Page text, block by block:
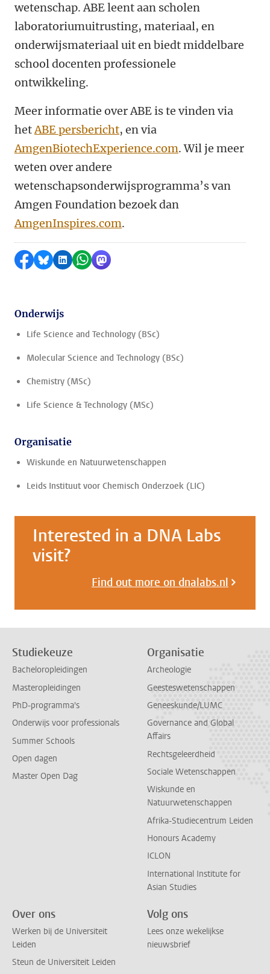
wetenschap. ABE leent aan scholen
laboratoriumuitrusting, materiaal, en
onderwijsmateriaal uit en biedt middelbare
school docenten professionele
ontwikkeling.
Meer informatie over ABE is te vinden via
hetABE persbericht, en via
AmgenBiotechExperience.com. Wil je meer
weten over andere
wetenschapsonderwijsprogramma’s van
Amgen Foundation bezoek dan
AmgenInspires.com.
Delen op Facebook
Delen via Bluesky
Delen op LinkedIn
Delen via WhatsApp
Delen via Mastodon
Onderwijs
Life Science and Technology (BSc)
Molecular Science and Technology (BSc)
Chemistry (MSc)
Life Science & Technology (MSc)
Organisatie
Wiskunde en Natuurwetenschappen
Leids Instituut voor Chemisch Onderzoek (LIC)
Interested in a DNA Labs
visit?
Find out more on dnalabs.nl
Studiekeuze
Bacheloropleidingen
Masteropleidingen
PhD-programma's
Onderwijs voor professionals
Summer Schools
Open dagen
Master Open Dag
Organisatie
Archeologie
Geesteswetenschappen
Geneeskunde/LUMC
Governance and Global
Affairs
Rechtsgeleerdheid
Sociale Wetenschappen
Wiskunde en
Natuurwetenschappen
Afrika-Studiecentrum Leiden
Honours Academy
ICLON
International Institute for
Asian Studies
Over ons
Werken bij de Universiteit
Leiden
Steun de Universiteit Leiden
Volg ons
Lees onze wekelijkse
nieuwsbrief